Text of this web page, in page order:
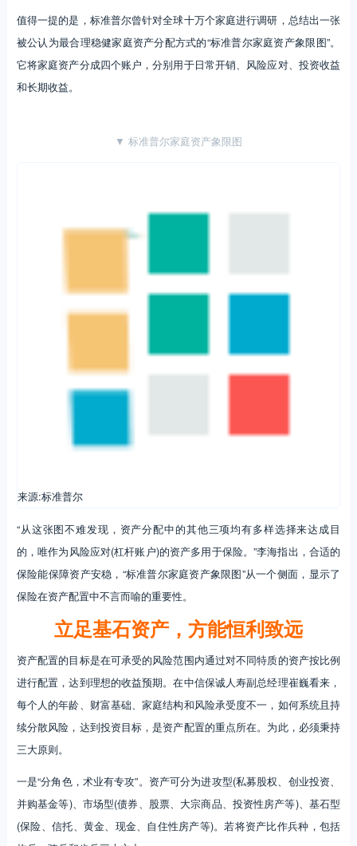
值得一提的是，标准普尔曾针对全球十万个家庭进行调研，总结出一张
被公认为最合理稳健家庭资产分配方式的“标准普尔家庭资产象限图”。
它将家庭资产分成四个账户，分别用于日常开销、风险应对、投资收益
和长期收益。
▼ 标准普尔家庭资产象限图
来源:标准普尔
“从这张图不难发现，资产分配中的其他三项均有多样选择来达成目
的，唯作为风险应对(杠杆账户)的资产多用于保险。”李海指出，合适的
保险能保障资产安稳，“标准普尔家庭资产象限图”从一个侧面，显示了
保险在资产配置中不言而喻的重要性。
立足基石资产，方能恒利致远
资产配置的目标是在可承受的风险范围内通过对不同特质的资产按比例
进行配置，达到理想的收益预期。在中信保诚人寿副总经理崔巍看来，
每个人的年龄、财富基础、家庭结构和风险承受度不一，如何系统且持
续分散风险，达到投资目标，是资产配置的重点所在。为此，必须秉持
三大原则。
一是“分角色，术业有专攻”。资产可分为进攻型(私募股权、创业投资、
并购基金等)、市场型(债券、股票、大宗商品、投资性房产等)、基石型
(保险、信托、黄金、现金、自住性房产等)。若将资产比作兵种，包括